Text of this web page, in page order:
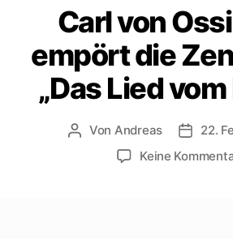
Carl von
empört die
„Das Lied
Beitragsautor
Von Andreas
22.
Keine